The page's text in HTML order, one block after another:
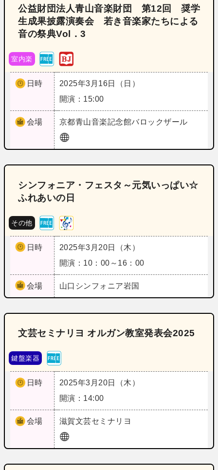
公益財団法人青山音楽財団 第12回 奨学
生成果披露演奏会 若き音楽家たちによる
音の祭典Vol．3
室内楽
日時
2025年3月16日（日）
開演：15:00
会場 京都青山音楽記念館バロックザール
シンフォニア・フェスタ～元気いっぱい☆
ふれあいの日
その他
日時
2025年3月20日（木）
開演：10：00～16：00
会場 山口 シンフォニア岩国
文芸セミナリヨ オルガン教室発表会2025
鍵盤楽器
日時
2025年3月20日（木）
開演：14:00
会場 滋賀文芸セミナリヨ